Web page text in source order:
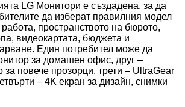
LG Монитори е създадена, за да
да изберат правилния модел
пространството на бюрото,
видеокартата, бюджета и
Един потребител може да
за домашен офис, друг –
повече прозорци, трети – UltraGear
– 4K екран за дизайн, снимки